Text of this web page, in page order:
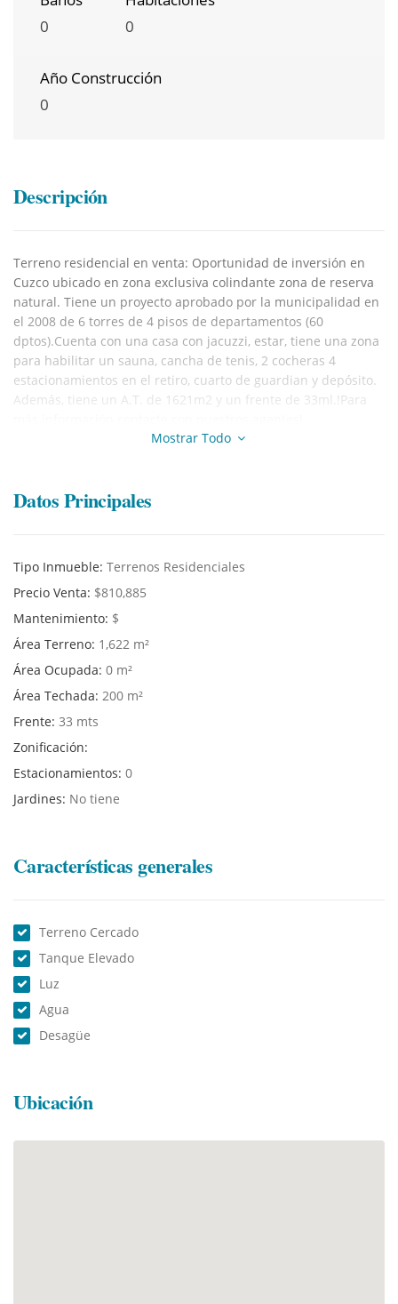
0
0
Año Construcción
0
Descripción
Terreno residencial en venta: Oportunidad de inversión en
Cuzco ubicado en zona exclusiva colindante zona de reserva
natural. Tiene un proyecto aprobado por la municipalidad en
el 2008 de 6 torres de 4 pisos de departamentos (60
dptos).Cuenta con una casa con jacuzzi, estar, tiene una zona
para habilitar un sauna, cancha de tenis, 2 cocheras 4
estacionamientos en el retiro, cuarto de guardian y depósito.
Además, tiene un A.T. de 1621m2 y un frente de 33ml.!Para
Mostrar Todo
Datos Principales
Tipo Inmueble: Terrenos Residenciales
Precio Venta: $810,885
Mantenimiento: $
Área Terreno: 1,622 m²
Área Ocupada: 0 m²
Área Techada: 200 m²
Frente: 33 mts
Zonificación:
Estacionamientos: 0
Jardines: No tiene
Características generales
Terreno Cercado
Tanque Elevado
Luz
Agua
Desagüe
Ubicación